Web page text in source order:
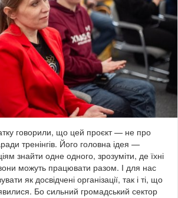
говорили, що цей проєкт — не про
тренінгів. Його головна ідея —
знайти одне одного, зрозуміти, де їхні
можуть працювати разом. І для нас
як досвідчені організації, так і ті, що
Бо сильний громадський сектор